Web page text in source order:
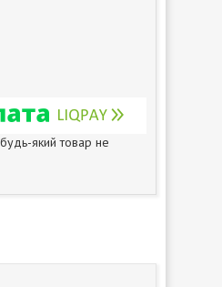
який товар не